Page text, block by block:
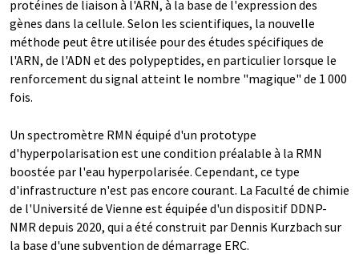
protéines de liaison à l'ARN, à la base de l'expression des
gènes dans la cellule. Selon les scientifiques, la nouvelle
méthode peut être utilisée pour des études spécifiques de
l'ARN, de l'ADN et des polypeptides, en particulier lorsque le
renforcement du signal atteint le nombre "magique" de 1 000
fois.
Un spectromètre RMN équipé d'un prototype
d'hyperpolarisation est une condition préalable à la RMN
boostée par l'eau hyperpolarisée. Cependant, ce type
d'infrastructure n'est pas encore courant. La Faculté de chimie
de l'Université de Vienne est équipée d'un dispositif DDNP-
NMR depuis 2020, qui a été construit par Dennis Kurzbach sur
la base d'une subvention de démarrage ERC.